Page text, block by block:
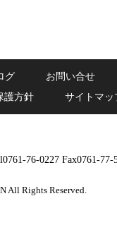
グ
お問い合せ
護方針 サイトマッ
76-0227 Fax0761-77-
All Rights Reserved.